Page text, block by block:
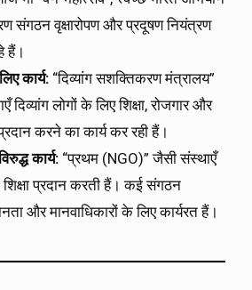
संगठन वृक्षारोपण और प्रदूषण नियंत्रण
हैं।
कार्य: “दिव्यांग सशक्तिकरण मंत्रालय”
लोगों के लिए शिक्षा, रोजगार और
करने का कार्य कर रही हैं।
कार्य: “प्रथम (NGO)” जैसी संस्थाएँ
शिक्षा प्रदान करती हैं। कई संगठन
और मानवाधिकारों के लिए कार्यरत हैं।